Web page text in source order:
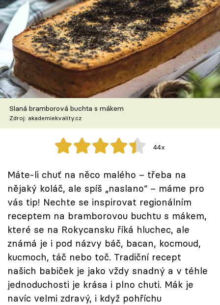
Recepty
Články
TV Program
Škola vaření
Recepty z TV
Speciál: Cuketa
Těhotnej kuchař
Sledujte prima+
Přihlášení
Sledujte nás
Slaná bramborová buchta s mákem
Zdroj: akademiekvality.cz
44x
Máte-li chuť na něco malého – třeba na
nějaký koláč, ale spíš „naslano“ – máme pro
vás tip! Nechte se inspirovat regionálním
receptem na bramborovou buchtu s mákem,
které se na Rokycansku říká hluchec, ale
známá je i pod názvy báč, bacan, kocmoud,
kucmoch, táč nebo toč. Tradiční recept
našich babiček je jako vždy snadný a v téhle
jednoduchosti je krása i plno chuti. Mák je
navíc velmi zdravý, i když pohříchu